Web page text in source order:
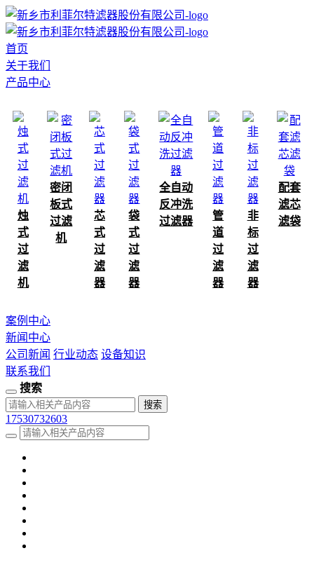
首页
关于我们
产品中心
烛
式
过
滤
机
密闭
板式
过滤
机
芯
式
过
滤
器
袋
式
过
滤
器
全自动
反冲洗
过滤器
管
道
过
滤
器
非
标
过
滤
器
配套
滤芯
滤袋
案例中心
新闻中心
公司新闻 行业动态 设备知识
联系我们
搜索
17530732603